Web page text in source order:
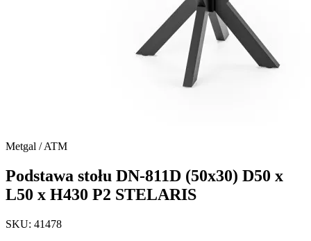
Metgal / ATM
Podstawa stołu DN-811D (50x30) D50 x
L50 x H430 P2 STELARIS
SKU: 41478